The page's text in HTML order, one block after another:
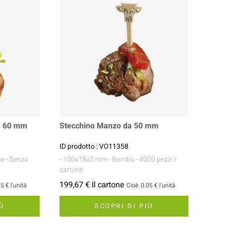
60 mm
- Senza
€ l'unità
Stecchino Manzo da 50 mm
ID prodotto : VO11358
- 100x18x2 mm- Bambù- 4000 pezzi /
cartone
199,67 € Il cartone Cioè 0.05 € l'unità
SCOPRI DI PIÙ